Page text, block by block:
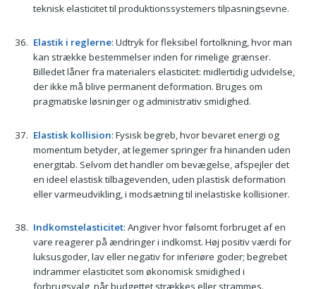
teknisk elasticitet til produktionssystemers tilpasningsevne.
Elastik i reglerne: Udtryk for fleksibel fortolkning, hvor man
kan strække bestemmelser inden for rimelige grænser.
Billedet låner fra materialers elasticitet: midlertidig udvidelse,
der ikke må blive permanent deformation. Bruges om
pragmatiske løsninger og administrativ smidighed.
Elastisk kollision: Fysisk begreb, hvor bevaret energi og
momentum betyder, at legemer springer fra hinanden uden
energitab. Selvom det handler om bevægelse, afspejler det
en ideel elastisk tilbagevenden, uden plastisk deformation
eller varmeudvikling, i modsætning til inelastiske kollisioner.
Indkomstelasticitet: Angiver hvor følsomt forbruget af en
vare reagerer på ændringer i indkomst. Høj positiv værdi for
luksusgoder, lav eller negativ for inferiøre goder; begrebet
indrammer elasticitet som økonomisk smidighed i
forbrugsvalg, når budgettet strækkes eller strammes.